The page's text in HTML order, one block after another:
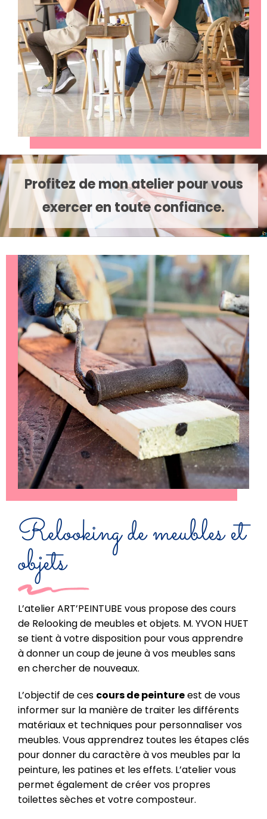
Profitez de mon atelier pour vous
exercer en toute confiance.
Relooking de meubles et
objets
L’atelier ART’PEINTUBE vous propose des cours
de Relooking de meubles et objets. M. YVON HUET
se tient à votre disposition pour vous apprendre
à donner un coup de jeune à vos meubles sans
en chercher de nouveaux.
L’objectif de ces cours de peintureest de vous
informer sur la manière de traiter les différents
matériaux et techniques pour personnaliser vos
meubles. Vous apprendrez toutes les étapes clés
pour donner du caractère à vos meubles par la
peinture, les patines et les effets. L’atelier vous
permet également de créer vos propres
toilettes sèches et votre composteur.